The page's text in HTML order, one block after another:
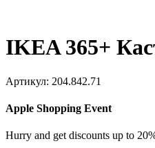
IKEA 365+
Артикул: 204.842.71
Apple Shopping Event
Hurry and get discounts up to